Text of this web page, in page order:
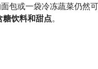
包或一袋冷冻蔬菜仍然
糖饮料和甜点。